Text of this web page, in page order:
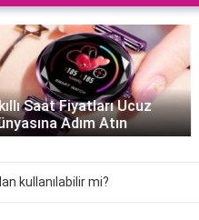
Saat Fiyatları Ucuz
Adım Atın
kullanılabilir mi?